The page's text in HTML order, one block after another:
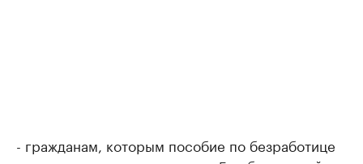
- гражданам, которым пособие по безработице